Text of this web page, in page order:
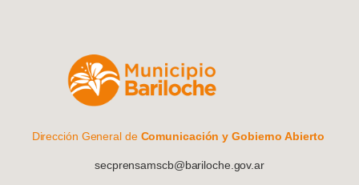
Dirección General de Comunicación y Gobierno Abierto
secprensamscb@bariloche.gov.ar